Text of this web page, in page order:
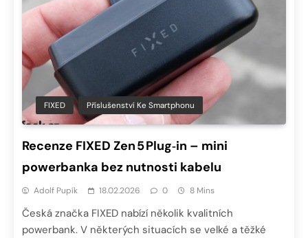
FIXED Příslušenství Ke Smartphonu
Recenze FIXED Zen 5 Plug‑in – mini
powerbanka bez nutnosti kabelu
Adolf Pupík 18.02.2026 0 8 Mins
Česká značka FIXED nabízí několik kvalitních
powerbank. V některých situacích se velké a těžké